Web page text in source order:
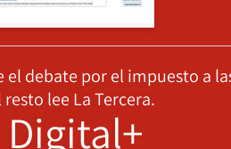
debate por el impuesto a
resto lee La Tercera.